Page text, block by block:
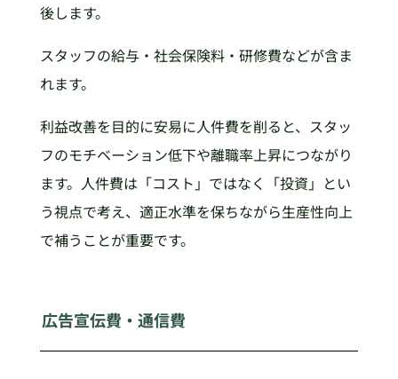
後します。
スタッフの給与・社会保険料・研修費などが含ま
れます。
利益改善を目的に安易に人件費を削ると、スタッ
フのモチベーション低下や離職率上昇につながり
ます。人件費は「コスト」ではなく「投資」とい
う視点で考え、適正水準を保ちながら生産性向上
で補うことが重要です。
広告宣伝費・通信費